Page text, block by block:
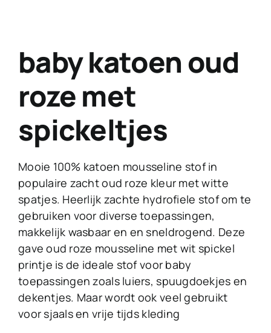
baby katoen oud
roze met
spickeltjes
Mooie 100% katoen mousseline stof in
populaire zacht oud roze kleur met witte
spatjes. Heerlijk zachte hydrofiele stof om te
gebruiken voor diverse toepassingen,
makkelijk wasbaar en en sneldrogend. Deze
gave oud roze mousseline met wit spickel
printje is de ideale stof voor baby
toepassingen zoals luiers, spuugdoekjes en
dekentjes. Maar wordt ook veel gebruikt
voor sjaals en vrije tijds kleding